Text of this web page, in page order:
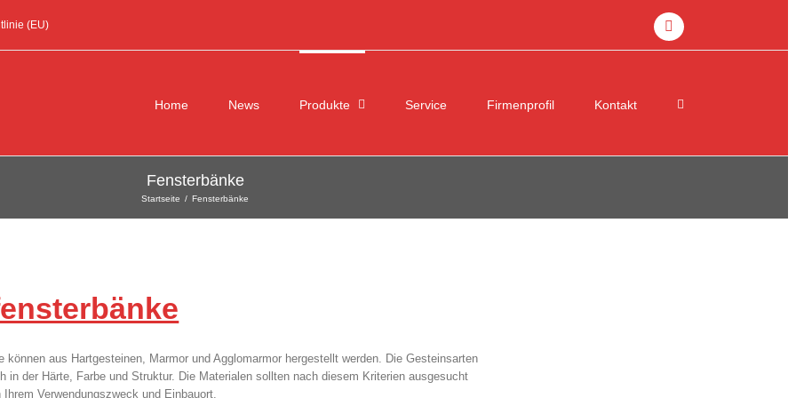
(EU) facebook
Home News Produkte Service Firmenprofil Kontakt
Fensterbänke
Startseite / Fensterbänke
können aus Hartgesteinen, Marmor und Agglomarmor hergestellt werden. Die Gesteinsarten
in der Härte, Farbe und Struktur. Die Materialen sollten nach diesem Kriterien ausgesucht
Verwendungszweck und Einbauort.